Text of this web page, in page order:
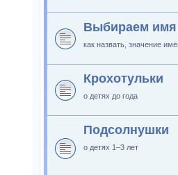
Выбираем имя
как назвать, значение
Крохотульки
о детях до года
Подсолнушки
о детях 1–3 лет